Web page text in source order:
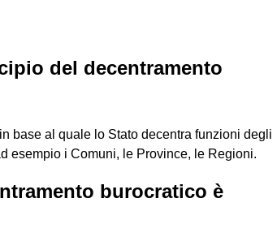
del decentramento
base al quale lo Stato decentra funzioni degli
esempio i Comuni, le Province, le Regioni.
burocratico è